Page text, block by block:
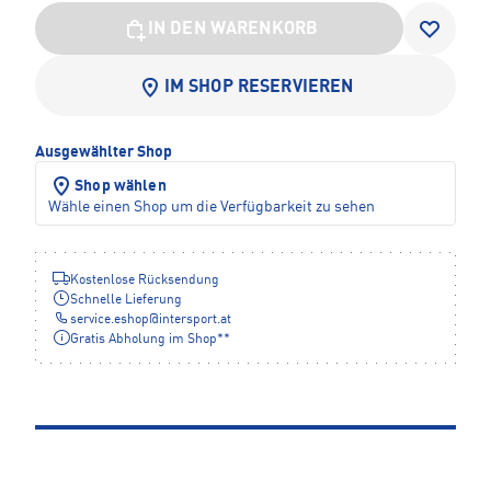
IN DEN WARENKORB
IM SHOP RESERVIEREN
Ausgewählter Shop
Shop wählen
Wähle einen Shop um die Verfügbarkeit zu sehen
Kostenlose Rücksendung
Schnelle Lieferung
service.eshop@intersport.at
Gratis Abholung im Shop**